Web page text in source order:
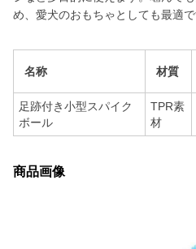
め、愛犬のおもちゃとしても最適で
名称 材質
足跡付き小型スパイク
ボール
TPR素
材
商品画像